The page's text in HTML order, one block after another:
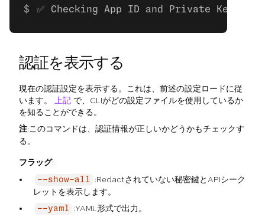
✅ Checking App ID and Private Key
認証を表示する
現在の認証設定を表示する。これは、前述の設定ロードに従
います。
上記 で、CLIがどの設定ファイルを使用しているか
を知ることができる。
注:このコマンドは、認証情報が正しいかどうかもチェックす
る。
フラッグ:
--show-all
:Redactされていない秘密鍵とAPIシーク
レットを表示します。
--yaml :YAML形式で出力。